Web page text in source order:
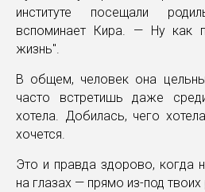
институте посещали
вспоминает Кира. — Ну как
жизнь".
В общем, человек она
часто встретишь даже
хотела. Добилась, чего
хочется.
Это и правда здорово, когда
на глазах — прямо из-под твоих